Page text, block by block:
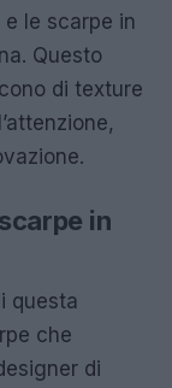
le scarpe in
Questo
di texture
in
questa
che
di